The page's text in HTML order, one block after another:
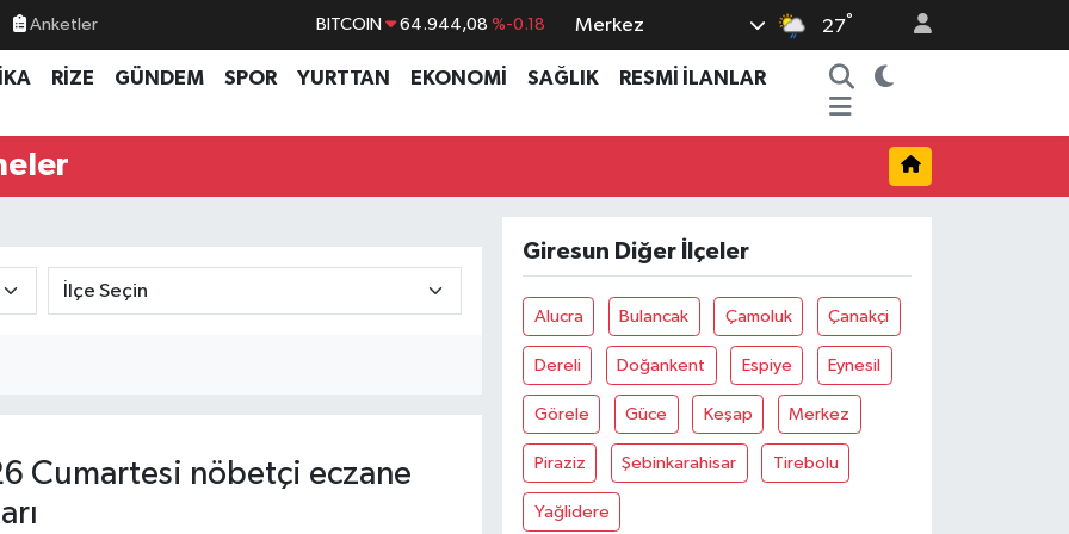
Anketler
DOLAR 47,7436 %0.18
STERLİN 64,4811 %0.38
Merkez 27°
RİZE GÜNDEM SPOR YURTTAN EKONOMİ SAĞLIK
RESMİ İLANLAR
Cumartesi nöbetçi eczane
Giresun Diğer İlçeler
Alucra Bulancak Çamoluk Çanakçi
Dereli Doğankent Espiye Eynesil
Görele Güce Keşap Merkez
Piraziz Şebinkarahisar Tirebolu
Yağlidere